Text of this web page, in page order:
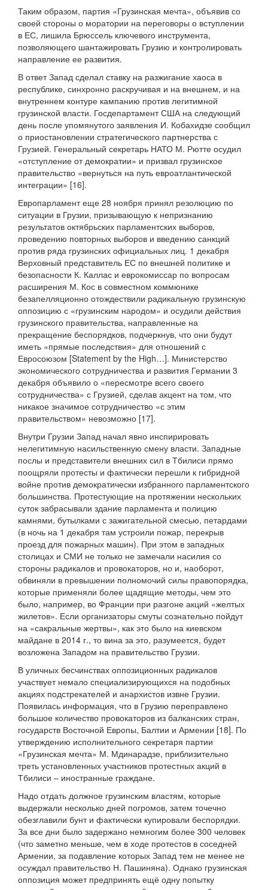
Таким образом, партия «Грузинская мечта», объявив со
своей стороны о моратории на переговоры о вступлении
в ЕС, лишила Брюссель ключевого инструмента,
позволяющего шантажировать Грузию и контролировать
направление ее развития.
В ответ Запад сделал ставку на разжигание хаоса в
республике, синхронно раскручивая и на внешнем, и на
внутреннем контуре кампанию против легитимной
грузинской власти. Госдепартамент США на следующий
день после упомянутого заявления И. Кобахидзе сообщил
о приостановлении стратегического партнерства с
Грузией. Генеральный секретарь НАТО М. Рютте осудил
«отступление от демократии» и призвал грузинское
правительство «вернуться на путь евроатлантической
интеграции» [16].
Европарламент еще 28 ноября принял резолюцию по
ситуации в Грузии, призывающую к непризнанию
результатов октябрьских парламентских выборов,
проведению повторных выборов и введению санкций
против ряда грузинских официальных лиц. 1 декабря
Верховный представитель ЕС по внешней политике и
безопасности К. Каллас и еврокомиссар по вопросам
расширения М. Кос в совместном коммюнике
безапелляционно отождествили радикальную грузинскую
оппозицию с «грузинским народом» и осудили действия
грузинского правительства, направленные на
прекращение беспорядков, подчеркнув, что они будут
иметь «прямые последствия» для отношений с
Евросоюзом [Statement by the High…]. Министерство
экономического сотрудничества и развития Германии 3
декабря объявило о «пересмотре всего своего
сотрудничества» с Грузией, сделав акцент на том, что
никакое значимое сотрудничество «с этим
правительством» невозможно [17].
Внутри Грузии Запад начал явно инспирировать
нелегитимную насильственную смену власти. Западные
послы и представители внешних сил в Тбилиси прямо
поощряли протесты и фактически перешли к гибридной
войне против демократически избранного парламентского
большинства. Протестующие на протяжении нескольких
суток забрасывали здание парламента и полицию
камнями, бутылками с зажигательной смесью, петардами
(в ночь на 1 декабря там устроили пожар, перекрыв
проезд для пожарных машин). При этом в западных
столицах и СМИ не только не замечали насилия со
стороны радикалов и провокаторов, но и, наоборот,
обвиняли в превышении полномочий силы правопорядка,
которые применяли более щадящие методы, чем это
было, например, во Франции при разгоне акций «желтых
жилетов». Если организаторы смуты сознательно пойдут
на «сакральные жертвы», как это было на киевском
майдане в 2014 г., то вина за это, разумеется, будет
возложена Западом на правительство Грузии.
В уличных бесчинствах оппозиционных радикалов
участвует немало специализирующихся на подобных
акциях подстрекателей и анархистов извне Грузии.
Появилась информация, что в Грузию переправлено
большое количество провокаторов из балканских стран,
государств Восточной Европы, Балтии и Армении [18]. По
утверждению исполнительного секретаря партии
«Грузинская мечта» М. Мдинарадзе, приблизительно
треть установленных участников протестных акций в
Тбилиси – иностранные граждане.
Надо отдать должное грузинским властям, которые
выдержали несколько дней погромов, затем точечно
обезглавили бунт и фактически купировали беспорядки.
За все дни было задержано немногим более 300 человек
(что заметно меньше, чем в ходе протестов в соседней
Армении, за подавление которых Запад тем не менее не
осуждал правительство Н. Пашиняна). Однако грузинская
оппозиция может предпринять ещё одну попытку